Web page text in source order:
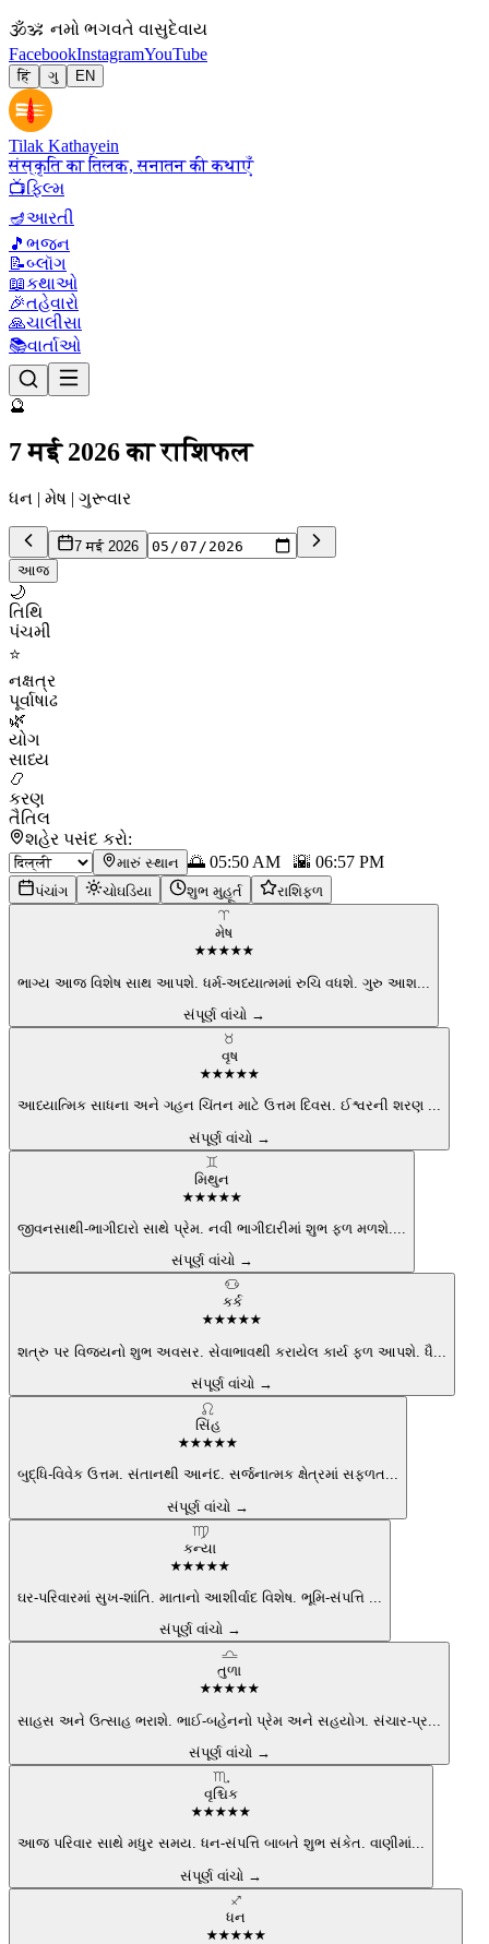
🕉ॐ નમો ભગવતે વાસુદેવાય
FacebookInstagramYouTube
हिं ગુ EN
Tilak Kathayein
संस्कृति का तिलक, सनातन की कथाएँ
📺ફિલ્મ
🪔આરતી
🎵 ભજન
📝બ્લૉગ
📖કથાઓ
🎉તહેવારો
🙏ચાલીસા
📚વાર્તાઓ
🔮
7 मई 2026 का राशिफल
ધન | મેષ | ગુરૂવાર
7 मई 2026
આજ
🌙
તિથિ
પંચમી
⭐
નક્ષત્ર
પૂર્વાષાઢ
🌿
યોગ
સાધ્ય
📿
કરણ
તૈતિલ
શહેર પસંદ કરો:
મારું સ્થાન 🌅 05:50 AM 🌇 06:57 PM
પંચાંગ ચોઘડિયા શુભ મુહૂર્ત
રાશિફળ
♈
મેષ
★★★★★
ભાગ્ય આજ વિશેષ સાથ આપશે. ધર્મ-અધ્યાત્મમાં રુચિ વધશે. ગુરુ આશ
સંપૂર્ણ વાંચો →
♉
વૃષ
★★★★★
આધ્યાત્મિક સાધના અને ગહન ચિંતન માટે ઉત્તમ દિવસ. ઈશ્વરની શરણ ...
સંપૂર્ણ વાંચો →
♊
મિથુન
★★★★★
જીવનસાથી-ભાગીદારો સાથે પ્રેમ. નવી ભાગીદારીમાં શુભ ફળ મળશે.
સંપૂર્ણ વાંચો →
♋
કર્ક
★★★★★
શત્રુ પર વિજયનો શુભ અવસર. સેવાભાવથી કરાયેલ કાર્ય ફળ આપશે. ધૈ
સંપૂર્ણ વાંચો →
♌
સિંહ
★★★★★
બુદ્ધિ-વિવેક ઉત્તમ. સંતાનથી આનંદ. સર્જનાત્મક ક્ષેત્રમાં સફળત...
સંપૂર્ણ વાંચો →
♍
કન્યા
★★★★★
ઘર-પરિવારમાં સુખ-શાંતિ. માતાનો આશીર્વાદ વિશેષ. ભૂમિ-સંપત્તિ
સંપૂર્ણ વાંચો →
♎
તુળા
★★★★★
સાહસ અને ઉત્સાહ ભરાશે. ભાઈ-બહેનનો પ્રેમ અને સહયોગ. સંચાર-પ્ર
સંપૂર્ણ વાંચો →
♏
વૃશ્ચિક
★★★★★
આજ પરિવાર સાથે મધુર સમય. ધન-સંપત્તિ બાબતે શુભ સંકેત. વાણીમાં...
સંપૂર્ણ વાંચો →
♐
ધન
★★★★★